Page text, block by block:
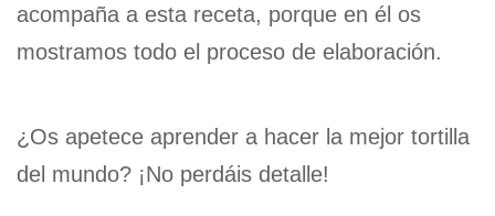
acompaña a esta receta, porque en él os
mostramos todo el proceso de elaboración.
¿Os apetece aprender a hacer la mejor tortilla
del mundo? ¡No perdáis detalle!